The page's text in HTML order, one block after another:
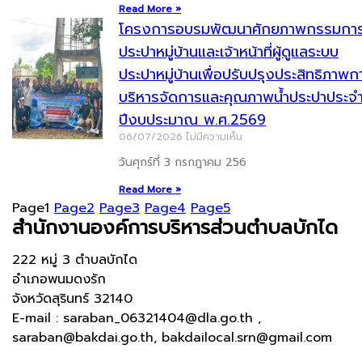
Read More »
โครงการอบรมพัฒนาศักยภาพกรรมกา
ประปาหมู่บ้านและเจ้าหน้าที่ผู้ดูแลระบบ
ประปาหมู่บ้านเพื่อปรับปรุงประสิทธิภาพก
บริหารจัดการและคุณภาพน้ำประปาประจ
ปีงบประมาณ พ.ศ.2569
06/07/2026 ไม่มีความเห็น
วันศุกร์ที่ 3 กรกฎาคม 256
Read More »
Page1 Page2 Page3 Page4 Page5
สำนักงานองค์การบริหารส่วนตำบลบักได
222 หมู่ 3 ตำบลบักได
อำเภอพนมดงรัก
จังหวัดสุรินทร์ 32140
E-mail : saraban_06321404@dla.go.th ,
saraban@bakdai.go.th, bakdailocal.srn@gmail.com